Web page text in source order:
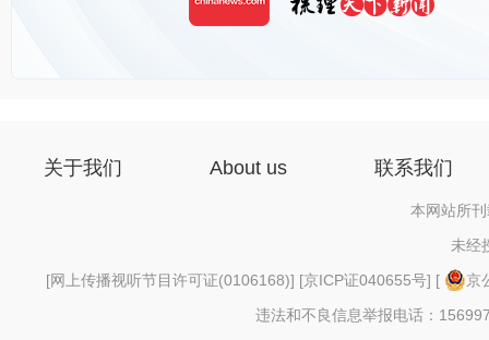
关于我们 About us 联系我们
本网站所
未经
[网上传播视听节目许可证(0106168)] [京ICP证040655号] [
京
违法和不良信息举报电话：